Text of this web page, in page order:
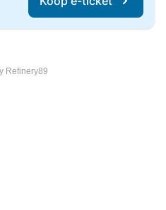
Refinery89